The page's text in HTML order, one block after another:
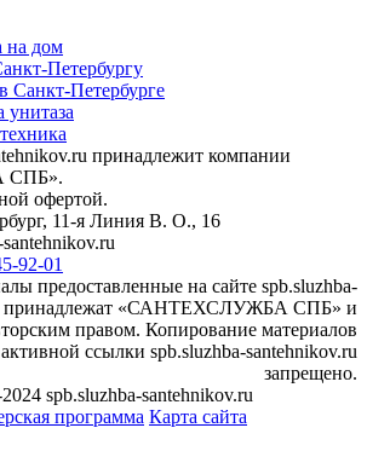
на дом
Петербургу
Санкт-Петербурге
унитаза
принадлежит компании
СПБ».
офертой.
11-я Линия В. О., 16
92-01
предоставленные на сайте spb.sluzhba-
принадлежат «САНТЕХСЛУЖБА СПБ» и
правом. Копирование материалов
ссылки spb.sluzhba-santehnikov.ru
запрещено.
spb.sluzhba-santehnikov.ru
программа Карта сайта